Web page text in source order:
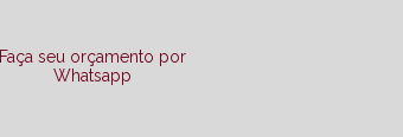
Faça seu orçamento por
Whatsapp